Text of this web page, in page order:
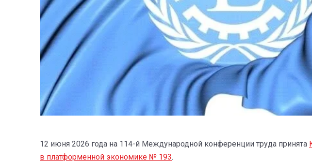
12 июня 2026 года на 114-й Международной конференции труда принята
в платформенной экономике № 193.